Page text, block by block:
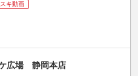
キ動画
広場 静岡本店